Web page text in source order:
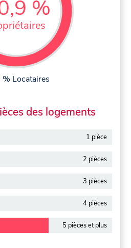
%
% Locataires
des logements
1 pièce
2 pièces
3 pièces
4 pièces
5 pièces et plus